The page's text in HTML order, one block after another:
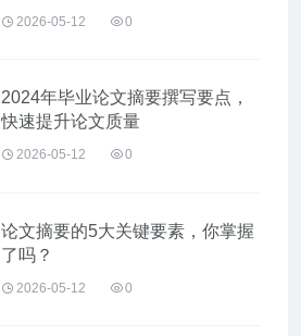
2026-05-12 0
2024年毕业论文摘要撰写要点，
快速提升论文质量
2026-05-12 0
论文摘要的5大关键要素，你掌握
了吗？
2026-05-12 0